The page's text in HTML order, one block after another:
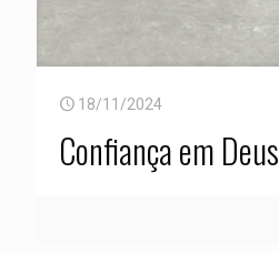
18/11/2024
Confiança em Deus